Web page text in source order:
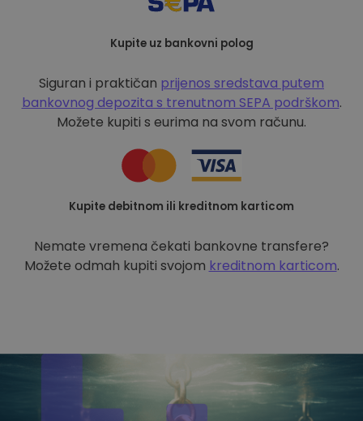
Kupite uz bankovni polog
Siguran i praktičan prijenos sredstava putem
bankovnog depozita s trenutnom SEPA podrškom.
Možete kupiti s eurima na svom računu.
Kupite debitnom ili kreditnom karticom
Nemate vremena čekati bankovne transfere?
Možete odmah kupiti svojom kreditnom karticom.